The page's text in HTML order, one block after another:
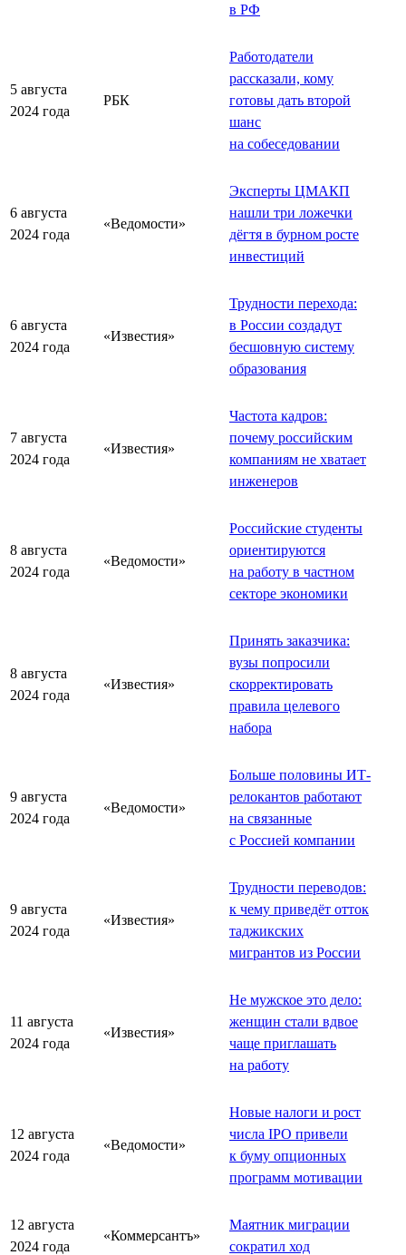
в РФ
5 августа
2024 года
РБК
Работодатели
рассказали, кому
готовы дать второй
шанс
на собеседовании
6 августа
2024 года
«Ведомости»
Эксперты ЦМАКП
нашли три ложечки
дёгтя в бурном росте
инвестиций
6 августа
2024 года
«Известия»
Трудности перехода:
в России создадут
бесшовную систему
образования
7 августа
2024 года
«Известия»
Частота кадров:
почему российским
компаниям не хватает
инженеров
8 августа
2024 года
«Ведомости»
Российские студенты
ориентируются
на работу в частном
секторе экономики
8 августа
2024 года
«Известия»
Принять заказчика:
вузы попросили
скорректировать
правила целевого
набора
9 августа
2024 года
«Ведомости»
Больше половины ИТ-
релокантов работают
на связанные
с Россией компании
9 августа
2024 года
«Известия»
Трудности переводов:
к чему приведёт отток
таджикских
мигрантов из России
11 августа
2024 года
«Известия»
Не мужское это дело:
женщин стали вдвое
чаще приглашать
на работу
12 августа
2024 года
«Ведомости»
Новые налоги и рост
числа IPO привели
к буму опционных
программ мотивации
12 августа
2024 года
«Коммерсантъ»
Маятник миграции
сократил ход